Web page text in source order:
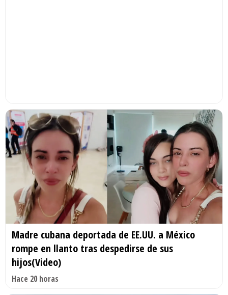
Madre cubana deportada de EE.UU. a México
rompe en llanto tras despedirse de sus
hijos(Video)
Hace 20 horas